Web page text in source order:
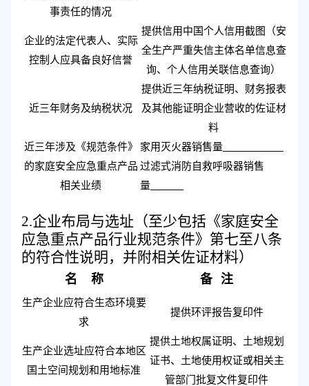
事责任的情况
企业的法定代表人、实际
控制人应具备良好信誉
提供信用中国个人信用截图（安
全生产严重失信主体名单信息查
询、个人信用关联信息查询）
近三年财务及纳税状况
提供近三年纳税证明、财务报表
及其他能证明企业营收的佐证材
料
近三年涉及《规范条件》
的家庭安全应急重点产品
相关业绩
家用灭火器销售量
过滤式消防自救呼吸器销售
量
2.企业布局与选址（至少包括《家庭安全
应急重点产品行业规范条件》第七至八条
的符合性说明，并附相关佐证材料）
名 称 备 注
生产企业应符合生态环境要
求
提供环评报告复印件
生产企业选址应符合本地区
国土空间规划和用地标准
提供土地权属证明、土地规划
证书、土地使用权证或相关主
管部门批复文件复印件